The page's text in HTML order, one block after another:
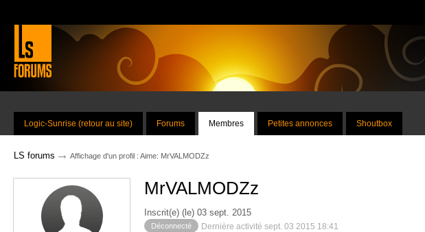
Logic-Sunrise (retour au site) Forums Membres Petites annonces Shoutbox
LS forums → Affichage d'un profil : Aime: MrVALMODZz
MrVALMODZz
Inscrit(e) (le) 03 sept. 2015
Déconnecté Dernière activité sept. 03 2015 18:41